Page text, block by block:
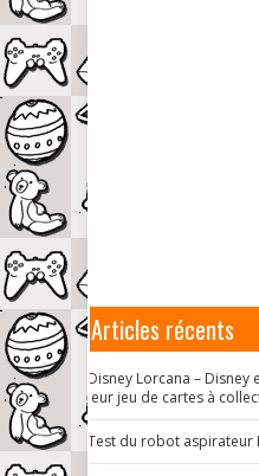
Articles récents
Disney Lorcana – Disney
leur jeu de cartes à
Test du robot aspirateur